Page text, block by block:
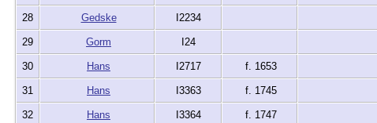
28 Gedske I2234
29 Gorm I24
30 Hans I2717 f. 1653
31 Hans I3363 f. 1745
32 Hans I3364 f. 1747